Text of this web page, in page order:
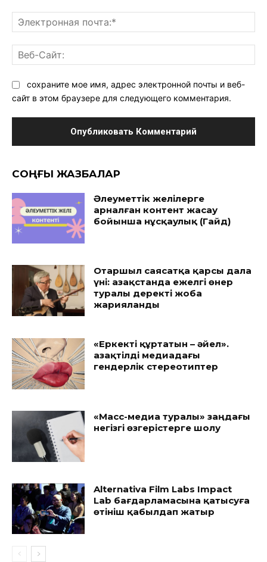
сохраните мое имя, адрес электронной почты и веб-
сайт в этом браузере для следующего комментария.
CОҢҒЫ ЖАЗБАЛАР
Әлеуметтік желілерге
арналған контент жасау
бойынша нұсқаулық (Гайд)
Отаршыл саясатқа қарсы дала
үні: Қазақстанда ежелгі өнер
туралы деректі жоба
жарияланды
«Еркекті құртатын – әйел».
Қазақтілді медиадағы
гендерлік стереотиптер
«Масс-медиа туралы» заңдағы
негізгі өзгерістерге шолу
Alternativa Film Labs Impact
Lab бағдарламасына қатысуға
өтініш қабылдап жатыр